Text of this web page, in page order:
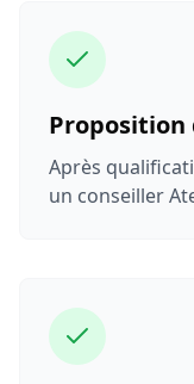
Proposition
Après
un conseiller